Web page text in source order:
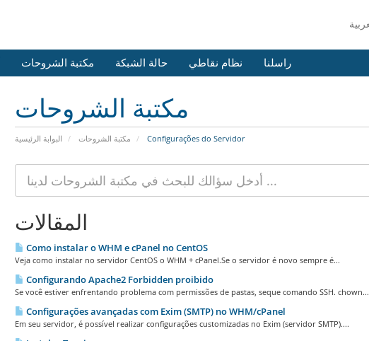
مكتبة الشروحات حالة الشبكة نظام نقاطي راسلنا
مكتبة الشروحات
البوابة الرئيسية مكتبة الشروحات Configurações do Servidor
المقالات
Como instalar o WHM e cPanel no CentOS
Veja como instalar no servidor CentOS o WHM + cPanel.Se o servidor é novo sempre é...
Configurando Apache2 Forbidden proibido
Se você estiver enfrentando problema com permissões de pastas, seque comando SSH. chown...
Configurações avançadas com Exim (SMTP) no WHM/cPanel
Em seu servidor, é possível realizar configurações customizadas no Exim (servidor SMTP)....